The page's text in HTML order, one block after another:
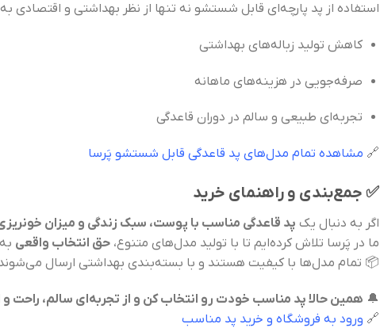
استفاده از پد پارچه‌ای قابل شستشو نه تنها از نظر بهداشتی و
کاهش تولید زباله‌های بهداشتی
صرفه‌جویی در هزینه‌های ماهانه
تجربه‌ای طبیعی و سالم در دوران قاعدگی
🔗 مشاهده تمام مدل‌های پد قاعدگی قابل شستشو پَرسا
✅ جمع‌بندی و راهنمای خرید
اگر به دنبال یک پد قاعدگی مناسب با پوست، سبک زندگی و میزان
ما در پَرسا تلاش کرده‌ایم تا با تولید مدل‌های متنوع، حق انتخاب واقعی
📦 تمام مدل‌ها با کیفیت هستند و با بسته‌بندی بهداشتی ارسال
🔔 همین حالا پد مناسب خودت رو انتخاب کن و از تجربه‌ای سالم، راحت
🔗 ورود به فروشگاه و خرید پد مناسب